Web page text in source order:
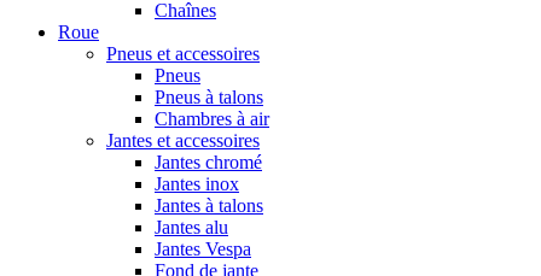
Chaînes
Roue
Pneus et accessoires
Pneus
Pneus à talons
Chambres à air
Jantes et accessoires
Jantes chromé
Jantes inox
Jantes à talons
Jantes alu
Jantes Vespa
Fond de jante